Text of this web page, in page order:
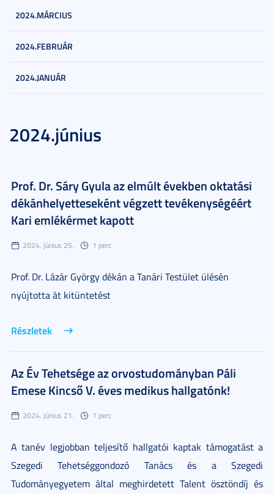
2024.MÁRCIUS
2024.FEBRUÁR
2024.JANUÁR
2024.június
Prof. Dr. Sáry Gyula az elmúlt években oktatási
dékánhelyetteseként végzett tevékenységéért
Kari emlékérmet kapott
2024. június 25. 1 perc
Prof. Dr. Lázár György dékán a Tanári Testület ülésén
nyújtotta át kitüntetést
Részletek
Az Év Tehetsége az orvostudományban Páli
Emese Kincső V. éves medikus hallgatónk!
2024. június 21. 1 perc
A tanév legjobban teljesítő hallgatói kaptak támogatást a
Szegedi Tehetséggondozó Tanács és a Szegedi
Tudományegyetem által meghirdetett Talent ösztöndíj és